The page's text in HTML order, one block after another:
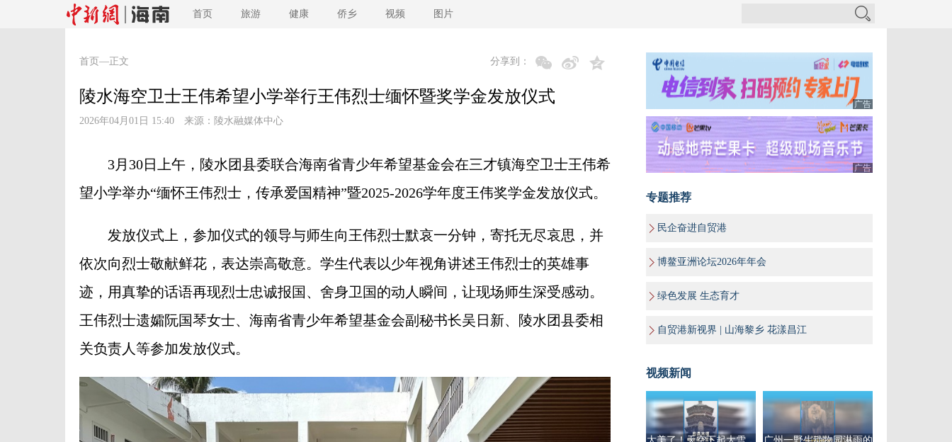
首页 旅游 健康 侨乡 视频 图片
首页 —正文 分享到：
陵水海空卫士王伟希望小学举行王伟烈士缅怀暨奖学金发放仪式
2026年04月01日 15:40 来源： 陵水融媒体中心
3月30日上午，陵水团县委联合海南省青少年希望基金会在三才镇海空卫士王伟希
望小学举办“缅怀王伟烈士，传承爱国精神”暨2025-2026学年度王伟奖学金发放仪式。
发放仪式上，参加仪式的领导与师生向王伟烈士默哀一分钟，寄托无尽哀思，并
依次向烈士敬献鲜花，表达崇高敬意。学生代表以少年视角讲述王伟烈士的英雄事
迹，用真挚的话语再现烈士忠诚报国、舍身卫国的动人瞬间，让现场师生深受感动。
王伟烈士遗孀阮国琴女士、海南省青少年希望基金会副秘书长吴日新、陵水团县委相
关负责人等参加发放仪式。
广告
广告
专题推荐
民企奋进自贸港
博鳌亚洲论坛2026年年会
绿色发展 生态育才
自贸港新视界 | 山海黎乡 花漾昌江
视频新闻